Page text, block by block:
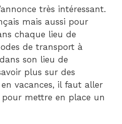
très intéressant.
mais aussi pour
chaque lieu de
de transport à
son lieu de
plus sur des
vacances, il faut aller
mettre en place un